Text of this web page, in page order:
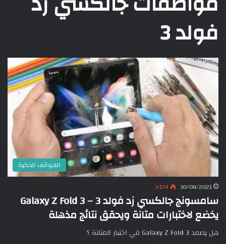
فولد 3
الهواتف الذكية
30/08/2021 3٬174
سامسونج جالكسي زد فولد 3 – Galaxy Z Fold 3
يخضع لاختبارات متانة ويحقق نتائج مذهلة
هل يصمد Galaxy Z Fold 3 في اختبار المتانة ؟